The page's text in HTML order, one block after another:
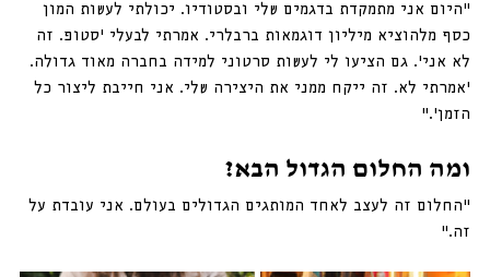
״היום אני מתמקדת בדגמים שלי ובסטודיו. יכולתי לעשות המון
כסף מלהוציא מיליון דוגמאות ברבלרי. אמרתי לבעלי ׳סטופ. זה
לא אני׳. גם הציעו לי לעשות סרטוני למידה בחברה מאוד גדולה.
׳אמרתי לא. זה ייקח ממני את היצירה שלי. אני חייבת ליצור כל
הזמן׳.״
ומה החלום הגדול הבא?
״החלום זה לעצב לאחד המותגים הגדולים בעולם. אני עובדת על
זה.״